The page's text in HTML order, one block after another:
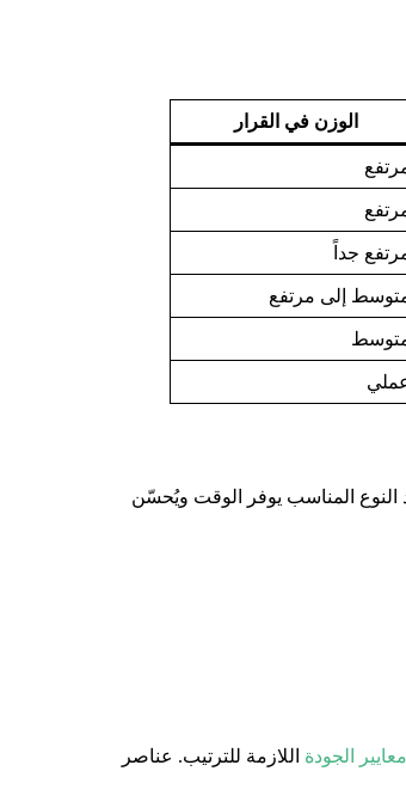
الوزن في القرار
جداً
إلى مرتفع
النوع المناسب يوفر الوقت ويُحسّن
معايير الجودة اللازمة للترتيب. عناصر